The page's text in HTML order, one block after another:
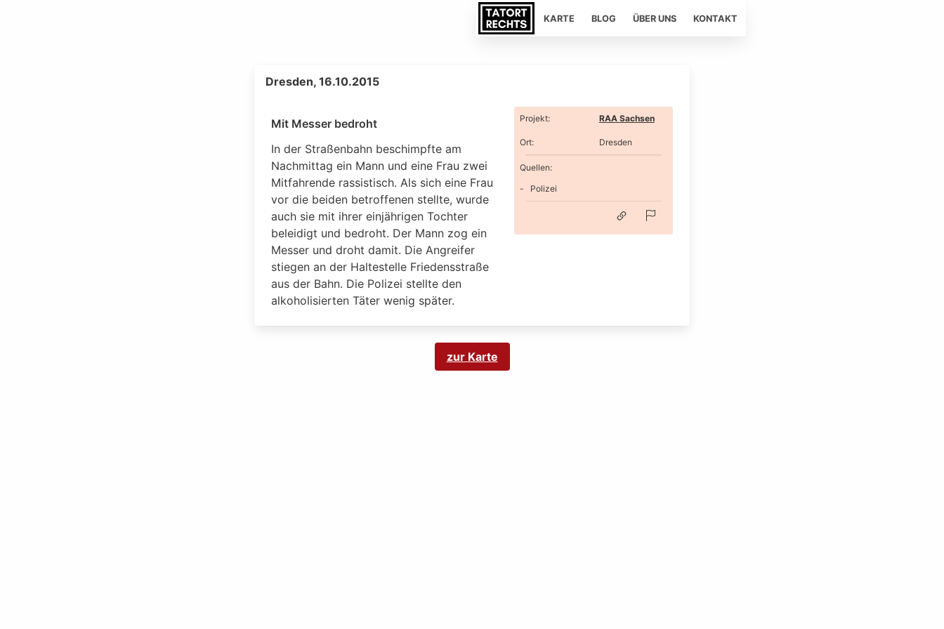
KARTE BLOG ÜBER UNS KONTAKT
Dresden, 16.10.2015
Mit Messer bedroht
In der Straßenbahn beschimpfte am
Nachmittag ein Mann und eine Frau zwei
Mitfahrende rassistisch. Als sich eine Frau
vor die beiden betroffenen stellte, wurde
auch sie mit ihrer einjährigen Tochter
beleidigt und bedroht. Der Mann zog ein
Messer und droht damit. Die Angreifer
stiegen an der Haltestelle Friedensstraße
aus der Bahn. Die Polizei stellte den
alkoholisierten Täter wenig später.
Projekt: RAA Sachsen
Ort: Dresden
Quellen:
Polizei
zur Karte